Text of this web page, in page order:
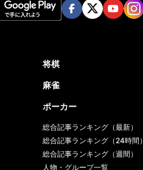
将棋
麻雀
ポーカー
総合記事ランキング（最新）
総合記事ランキング（24時間）
総合記事ランキング（週間）
人物・グループ一覧